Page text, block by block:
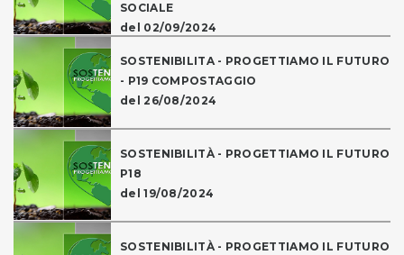
SOCIALE
del 02/09/2024
SOSTENIBILITA - PROGETTIAMO IL FUTURO
- P19 COMPOSTAGGIO
del 26/08/2024
SOSTENIBILITÀ - PROGETTIAMO IL FUTURO
P18
del 19/08/2024
SOSTENIBILITÀ - PROGETTIAMO IL FUTURO